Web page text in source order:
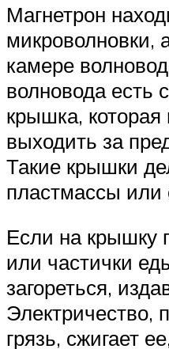
Магнетрон
микроволновки,
камере
волновода есть
крышка, которая
выходить за
Такие крышки
пластмассы
Если на крышку
или частички
загореться,
Электричество,
грязь, сжигает